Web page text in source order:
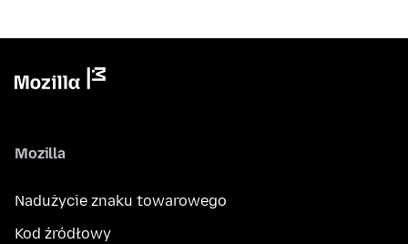
Mozilla
Nadużycie znaku towarowego
Kod źródłowy